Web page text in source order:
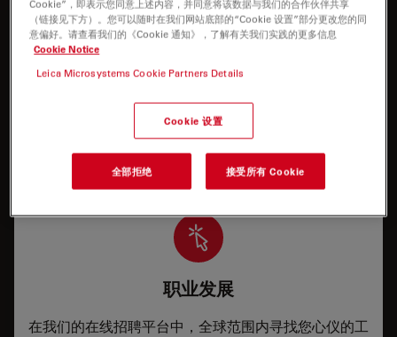
我需要有关如何正确操作我的仪器，或者如何在我的仪
器上运行特定应用程序的帮助/培训。
职业发展
在我们的在线招聘平台中，全球范围内寻找您心仪的工
Cookie”，即表示您同意上述内容，并同意将该数据与我们的合作伙伴共享
（链接见下方）。您可以随时在我们网站底部的“Cookie 设置”部分更改您的同
意偏好。请查看我们的《Cookie 通知》，了解有关我们实践的更多信息
Cookie Notice
Leica Microsystems Cookie Partners Details
Cookie 设置
全部拒绝 接受所有 Cookie